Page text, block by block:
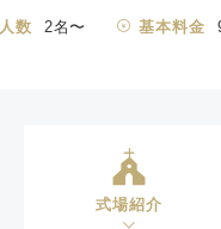
人数 2名〜 基本料金
式場紹介